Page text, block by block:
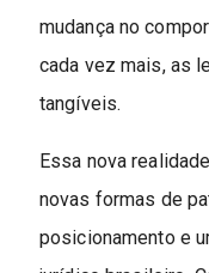
mudança no
cada vez mais, as
tangíveis.
Essa nova
novas formas de
posicionamento e